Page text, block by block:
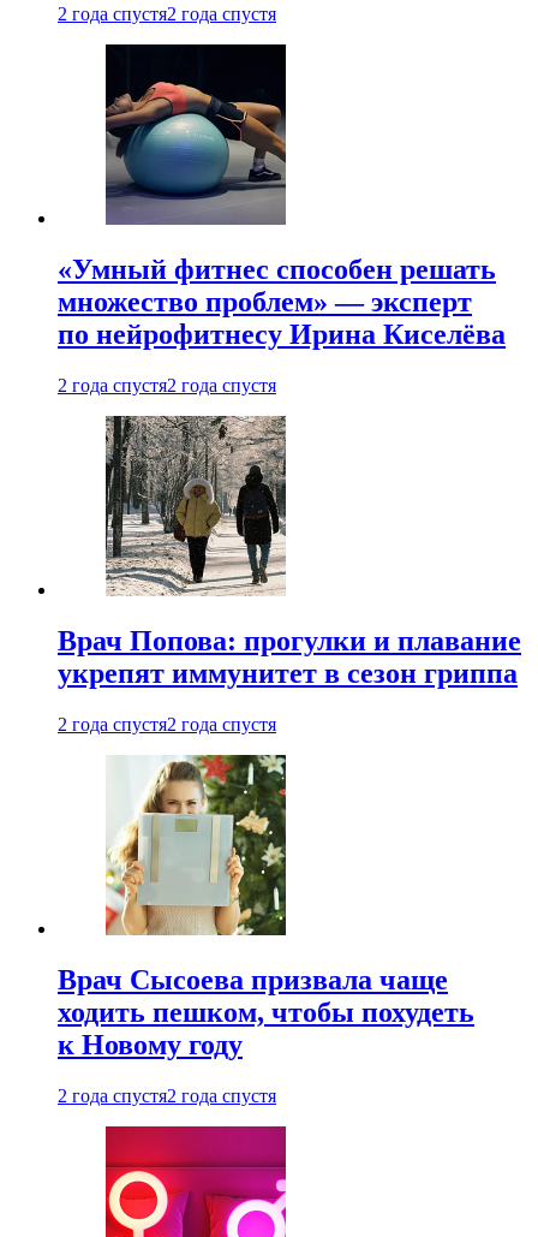
2 года спустя2 года спустя
«Умный фитнес способен решать
множество проблем» — эксперт
по нейрофитнесу Ирина Киселёва
2 года спустя2 года спустя
Врач Попова: прогулки и плавание
укрепят иммунитет в сезон гриппа
2 года спустя2 года спустя
Врач Сысоева призвала чаще
ходить пешком, чтобы похудеть
к Новому году
2 года спустя2 года спустя